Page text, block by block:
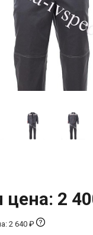
цена: 2
2 640 ₽